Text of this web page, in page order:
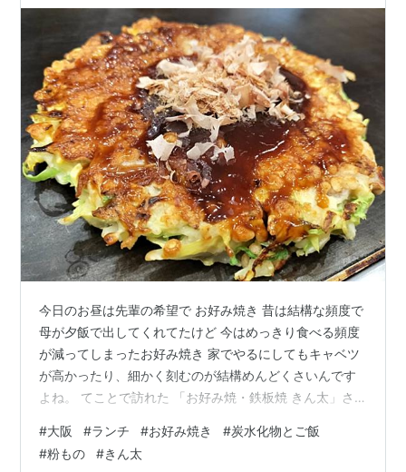
今日のお昼は先輩の希望で お好み焼き 昔は結構な頻度で
母が夕飯で出してくれてたけど 今はめっきり食べる頻度
が減ってしまったお好み焼き 家でやるにしてもキャベツ
が高かったり、細かく刻むのが結構めんどくさいんです
よね。 てことで訪れた 「お好み焼・鉄板焼 きん太」さ
ど、郊外だと意外とないんよね。 期間限定の富士宮焼き
そばが魅力的やったけど、麺系を食べる頻度が多いから
#大阪 #ランチ #お好み焼き #炭水化物とご飯
#粉もの #きん太